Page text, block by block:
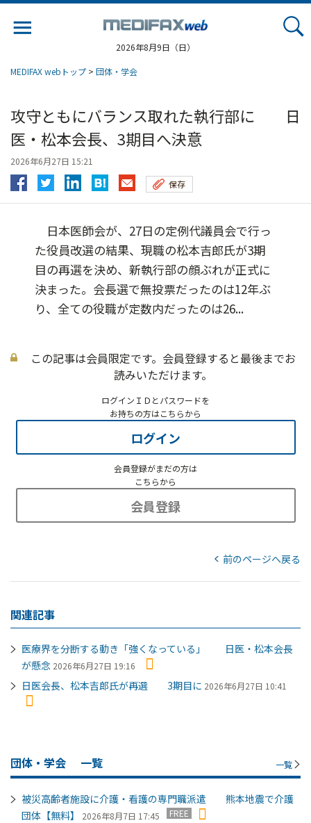
2026年8月9日（日）
MEDIFAX webトップ > 団体・学会
攻守ともにバランス取れた執行部に 日
医・松本会長、3期目へ決意
2026年6月27日 15:21
保存
日本医師会が、27日の定例代議員会で行っ
た役員改選の結果、現職の松本吉郎氏が3期
目の再選を決め、新執行部の顔ぶれが正式に
決まった。会長選で無投票だったのは12年ぶ
り、全ての役職が定数内だったのは26...
この記事は会員限定です。会員登録すると最後までお
読みいただけます。
ログインＩＤとパスワードを
お持ちの方はこちらから
ログイン
会員登録がまだの方は
こちらから
会員登録
前のページへ戻る
関連記事
医療界を分断する動き「強くなっている」 日医・松本会長
が懸念 2026年6月27日 19:16
日医会長、松本吉郎氏が再選 3期目に 2026年6月27日 10:41
団体・学会 一覧 一覧
被災高齢者施設に介護・看護の専門職派遣 熊本地震で介護
団体【無料】
2026年8月7日 17:45 FREE